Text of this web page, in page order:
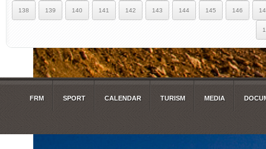
138 139 140 141 142 143 144 145 146
FRM SPORT CALENDAR TURISM MEDIA